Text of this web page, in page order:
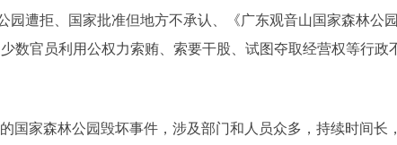
园遭拒、国家批准但地方不承认、《广东观音山国家森林公
数官员利用公权力索贿、索要干股、试图夺取经营权等行政
国家森林公园毁坏事件，涉及部门和人员众多，持续时间长